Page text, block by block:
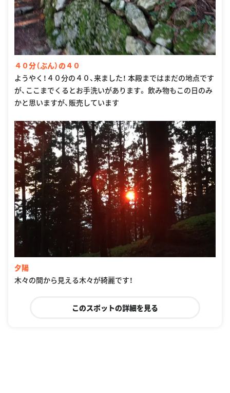
４０分（ぶん）の４０
ようやく！４０分の４０、来ました！ 本殿まではまだの地点です
が、ここまでくるとお手洗いがあります。 飲み物もこの日のみ
かと思いますが、販売しています
夕陽
木々の間から見える木々が綺麗です！
このスポットの詳細を見る